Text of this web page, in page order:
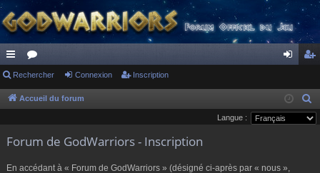
ac
co
ci
or
u
s
ne cri
pti
Rechercher Connexion Inscription
Accueil du forum
e
Langue :
Forum de GodWarriors - Inscription
En accédant à « Forum de GodWarriors » (désigné ci-après par « nous »,